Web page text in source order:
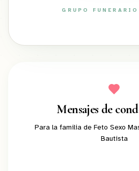
GRUPO
Mensajes de
Para la familia de Feto Sexo
Bautista